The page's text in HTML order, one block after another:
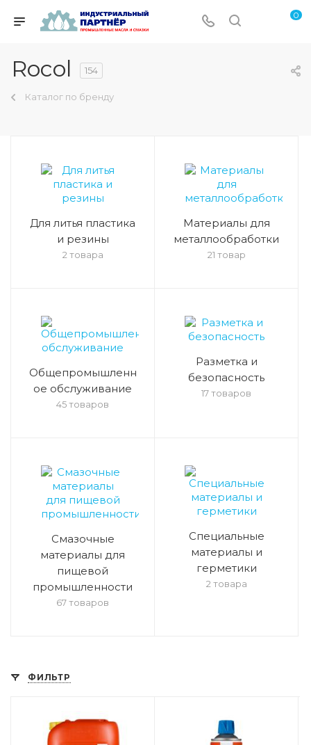
0
Rocol 154
Каталог по бренду
Для литья пластика
и резины
2 товара
Материалы для
металлообработки
21 товар
Общепромышленн
ое обслуживание
45 товаров
Разметка и
безопасность
17 товаров
Смазочные
материалы для
пищевой
промышленности
67 товаров
Специальные
материалы и
герметики
2 товара
ФИЛЬТР